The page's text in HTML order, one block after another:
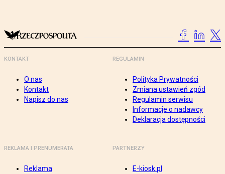
KONTAKT
O nas
Kontakt
Napisz do nas
REGULAMIN
Polityka Prywatności
Zmiana ustawień zgód
Regulamin serwisu
Informacje o nadawcy
Deklaracja dostępności
REKLAMA I PRENUMERATA
Reklama
PARTNERZY
E-kiosk.pl